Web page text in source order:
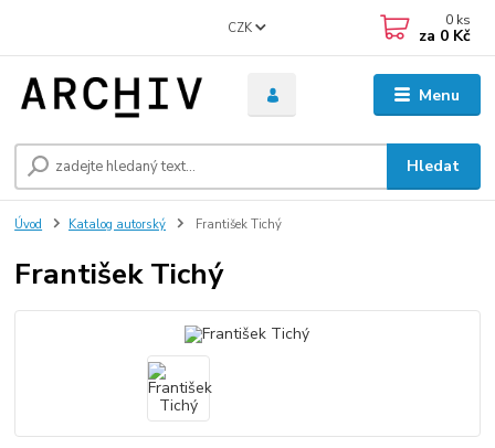
Menu
CZK
Hledat
0 ks
za 0 Kč
Úvod Katalog autorský František Tichý
František Tichý